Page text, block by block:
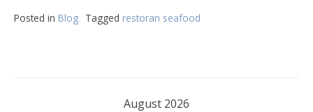
Posted in Blog Tagged restoran seafood
August 2026